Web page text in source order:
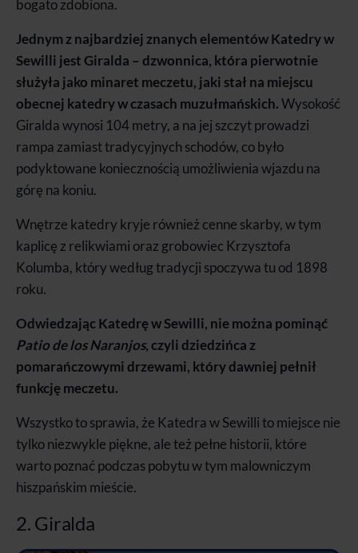
bogato zdobiona.
Jednym z najbardziej znanych elementów Katedry w
Sewilli jest Giralda – dzwonnica, która pierwotnie
służyła jako minaret meczetu, jaki stał na miejscu
obecnej katedry w czasach muzułmańskich.Wysokość
Giralda wynosi 104 metry, a na jej szczyt prowadzi
rampa zamiast tradycyjnych schodów, co było
podyktowane koniecznością umożliwienia wjazdu na
górę na koniu.
Wnętrze katedry kryje również cenne skarby, w tym
kaplicę z relikwiami oraz grobowiec Krzysztofa
Kolumba, który według tradycji spoczywa tu od 1898
roku.
Odwiedzając Katedrę w Sewilli, nie można pominąć
Patio de los Naranjos, czyli dziedzińca z
pomarańczowymi drzewami, który dawniej pełnił
funkcję meczetu.
Wszystko to sprawia, że Katedra w Sewilli to miejsce nie
tylko niezwykle piękne, ale też pełne historii, które
warto poznać podczas pobytu w tym malowniczym
hiszpańskim mieście.
2. Giralda